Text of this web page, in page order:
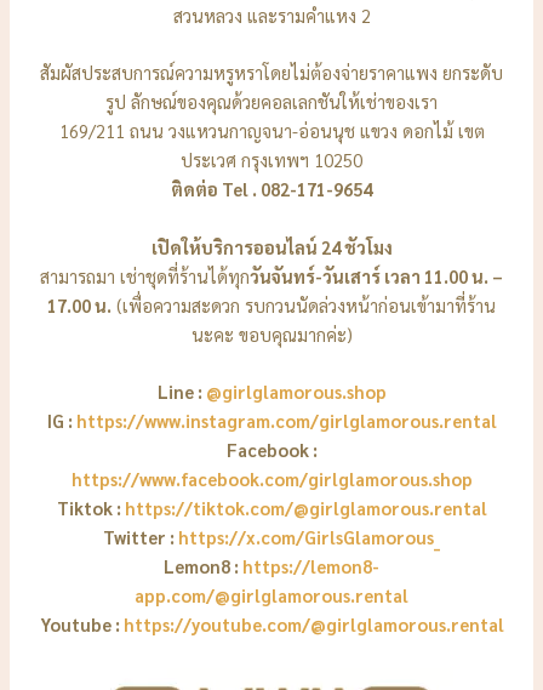
สวนหลวง และรามคำแหง 2
สัมผัสประสบการณ์ความหรูหราโดยไม่ต้องจ่ายราคาแพง ยกระดับ
รูป ลักษณ์ของคุณด้วยคอลเลกชันให้เช่าของเรา
169/211 ถนน วงแหวนกาญจนา-อ่อนนุช แขวง ดอกไม้ เขต
ประเวศ กรุงเทพฯ 10250
ติดต่อ Tel . 082-171-9654
เปิดให้บริการออนไลน์ 24 ชัวโมง
สามารถมา เช่าชุดที่ร้านได้ทุกวันจันทร์-วันเสาร์ เวลา 11.00 น. –
17.00 น. (เพื่อความสะดวก รบกวนนัดล่วงหน้าก่อนเข้ามาที่ร้าน
นะคะ ขอบคุณมากค่ะ)
Line : @girlglamorous.shop
IG : https://www.instagram.com/girlglamorous.rental
Facebook :
https://www.facebook.com/girlglamorous.shop
Tiktok : https://tiktok.com/@girlglamorous.rental
Twitter : https://x.com/GirlsGlamorous_
Lemon8 : https://lemon8-
app.com/@girlglamorous.rental
Youtube : https://youtube.com/@girlglamorous.rental